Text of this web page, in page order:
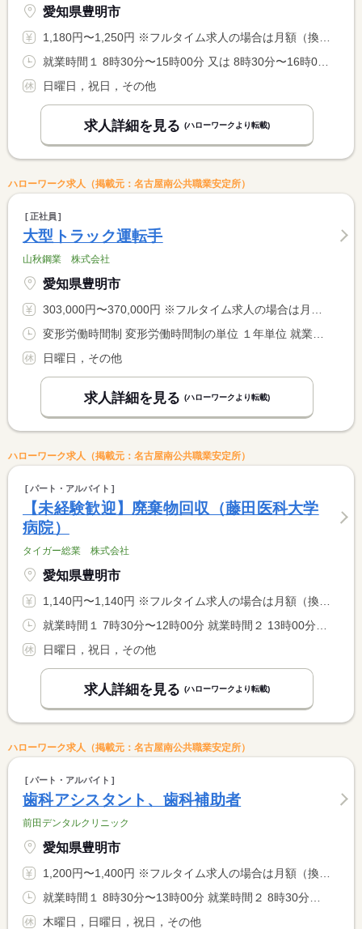
愛知県豊明市
1,180円〜1,250円 ※フルタイム求人の場合は月額（換算額）、パート求人の場合は時間額を表示しています。
日曜日，祝日，その他
求人詳細を見る (ハローワークより転載)
ハローワーク求人（掲載元：名古屋南公共職業安定所）
正社員
大型トラック運転手
山秋鋼業 株式会社
愛知県豊明市
303,000円〜370,000円 ※フルタイム求人の場合は月額（換算額）、パート求人の場合は時間額を表示しています。
日曜日，その他
求人詳細を見る (ハローワークより転載)
ハローワーク求人（掲載元：名古屋南公共職業安定所）
パート・アルバイト
【未経験歓迎】廃棄物回収（藤田医科大学
病院）
タイガー総業 株式会社
愛知県豊明市
1,140円〜1,140円 ※フルタイム求人の場合は月額（換算額）、パート求人の場合は時間額を表示しています。
日曜日，祝日，その他
求人詳細を見る (ハローワークより転載)
ハローワーク求人（掲載元：名古屋南公共職業安定所）
パート・アルバイト
歯科アシスタント、歯科補助者
前田デンタルクリニック
愛知県豊明市
1,200円〜1,400円 ※フルタイム求人の場合は月額（換算額）、パート求人の場合は時間額を表示しています。
木曜日，日曜日，祝日，その他